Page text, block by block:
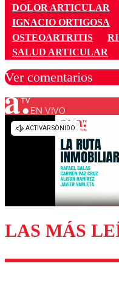
DOLOR ARTICULAR
IGNACIO ORTIGOSA
OSTEOARTRITIS
SALUD ARTICULAR
Ver comentarios
Los comentarios
EN VIVO
LAS MÁS